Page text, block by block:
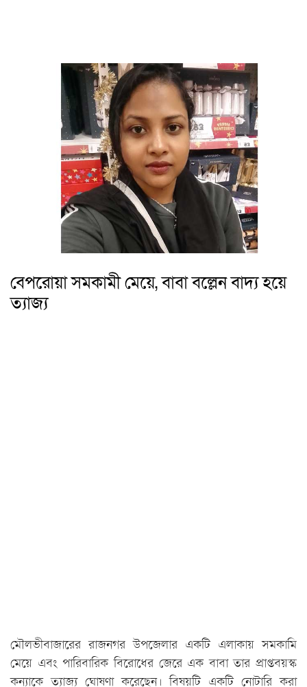
বেপরোয়া সমকামী মেয়ে, বাবা বল্লেন বাদ্য হয়ে
ত্যাজ্য
মৌলভীবাজারের রাজনগর উপজেলার একটি এলাকায় সমকামি
মেয়ে এবং পারিবারিক বিরোধের জেরে এক বাবা তার প্রাপ্তবয়স্ক
কন্যাকে ত্যাজ্য ঘোষণা করেছেন। বিষয়টি একটি নোটারি করা